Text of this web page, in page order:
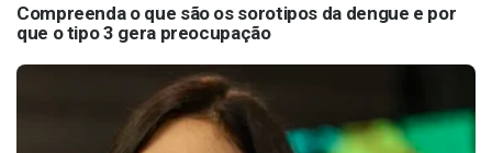
Compreenda o que são os sorotipos da dengue e por
que o tipo 3 gera preocupação